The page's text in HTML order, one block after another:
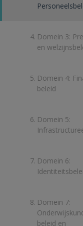
4. Domein 3:
en
5. Domein 4:
beleid
6. Domein 5:
7. Domein 6:
8. Domein 7:
beleid en